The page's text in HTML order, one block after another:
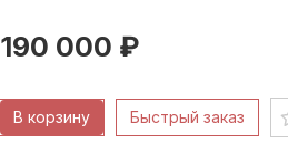
190 000 ₽
В корзину Быстрый заказ